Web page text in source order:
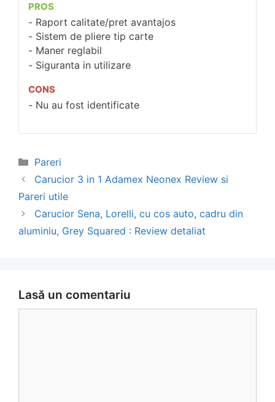
PROS
Raport calitate/pret avantajos
Sistem de pliere tip carte
Maner reglabil
Siguranta in utilizare
CONS
Nu au fost identificate
Categorii
Pareri
Navigare
în
articol
Carucior 3 in 1 Adamex Neonex Review si
Pareri utile
Carucior Sena, Lorelli, cu cos auto, cadru din
aluminiu, Grey Squared : Review detaliat
Lasă un comentariu